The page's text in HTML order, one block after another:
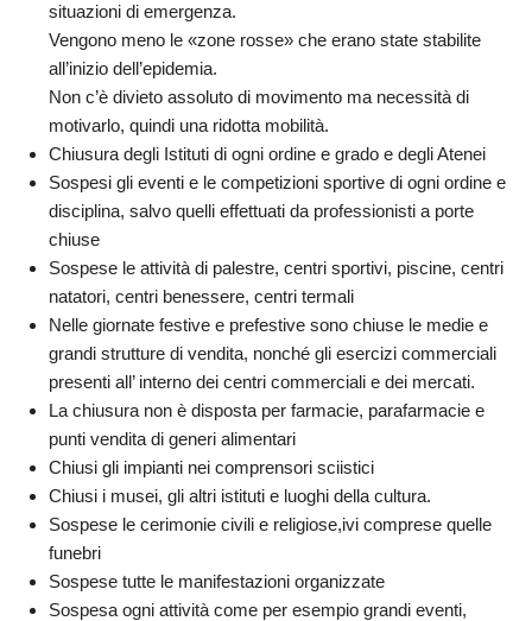
situazioni di emergenza.
Vengono meno le «zone rosse» che erano state stabilite
all’inizio dell’epidemia.
Non c’è divieto assoluto di movimento ma necessità di
motivarlo, quindi una ridotta mobilità.
Chiusura degli Istituti di ogni ordine e grado e degli Atenei
Sospesi gli eventi e le competizioni sportive di ogni ordine e
disciplina, salvo quelli effettuati da professionisti a porte
chiuse
Sospese le attività di palestre, centri sportivi, piscine, centri
natatori, centri benessere, centri termali
Nelle giornate festive e prefestive sono chiuse le medie e
grandi strutture di vendita, nonché gli esercizi commerciali
presenti all’ interno dei centri commerciali e dei mercati.
La chiusura non è disposta per farmacie, parafarmacie e
punti vendita di generi alimentari
Chiusi gli impianti nei comprensori sciistici
Chiusi i musei, gli altri istituti e luoghi della cultura.
Sospese le cerimonie civili e religiose,ivi comprese quelle
funebri
Sospese tutte le manifestazioni organizzate
Sospesa ogni attività come per esempio grandi eventi,